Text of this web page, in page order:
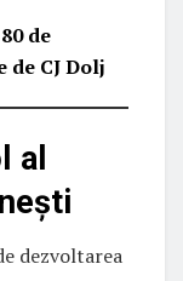
de
de CJ Dolj
al
dezvoltarea